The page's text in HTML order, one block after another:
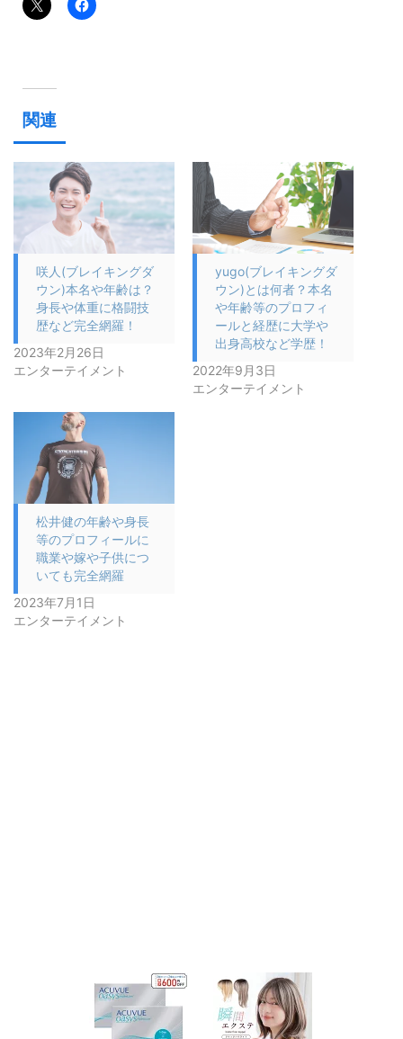
関連
咲人(ブレイキングダ
ウン)本名や年齢は？
身長や体重に格闘技
歴など完全網羅！
2023年2月26日
エンターテイメント
yugo(ブレイキングダ
ウン)とは何者？本名
や年齢等のプロフィ
ールと経歴に大学や
出身高校など学歴！
2022年9月3日
エンターテイメント
松井健の年齢や身長
等のプロフィールに
職業や嫁や子供につ
いても完全網羅
2023年7月1日
エンターテイメント